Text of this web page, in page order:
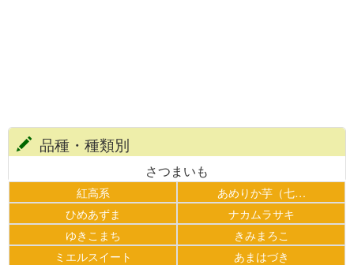
品種・種類別
さつまいも
紅高系
あめりか芋（七…
ひめあずま
ナカムラサキ
ゆきこまち
きみまろこ
ミエルスイート
あまはづき